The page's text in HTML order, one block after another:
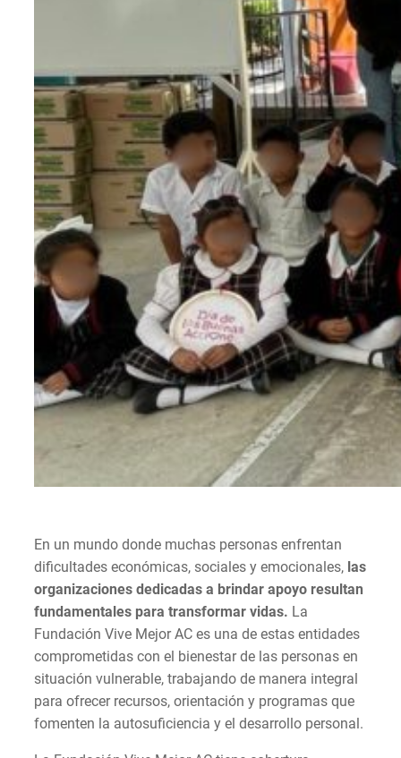
En un mundo donde muchas personas enfrentan
dificultades económicas, sociales y emocionales, las
organizaciones dedicadas a brindar apoyo resultan
fundamentales para transformar vidas. La
Fundación Vive Mejor AC es una de estas entidades
comprometidas con el bienestar de las personas en
situación vulnerable, trabajando de manera integral
para ofrecer recursos, orientación y programas que
fomenten la autosuficiencia y el desarrollo personal.